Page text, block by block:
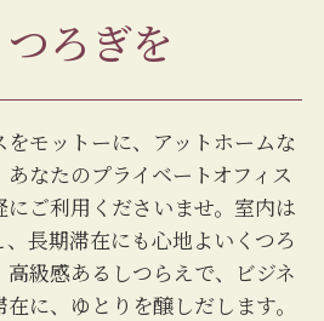
ろぎを
モットーに、アットホームな
なたのプライベートオフィス
にご利用くださいませ。室内は
長期滞在にも心地よいくつろ
級感あるしつらえで、ビジネ
に、ゆとりを醸しだします。